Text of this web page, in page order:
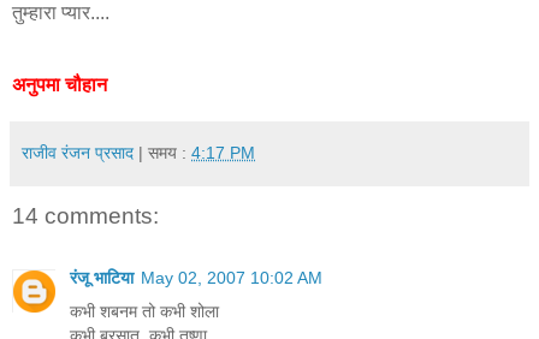
तुम्हारा प्यार....
अनुपमा चौहान
राजीव रंजन प्रसाद | समय : 4:17 PM
14 comments:
रंजू भाटिया May 02, 2007 10:02 AM
कभी शबनम तो कभी शोला